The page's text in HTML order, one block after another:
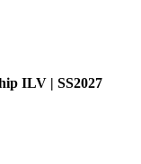
ILV | SS2027